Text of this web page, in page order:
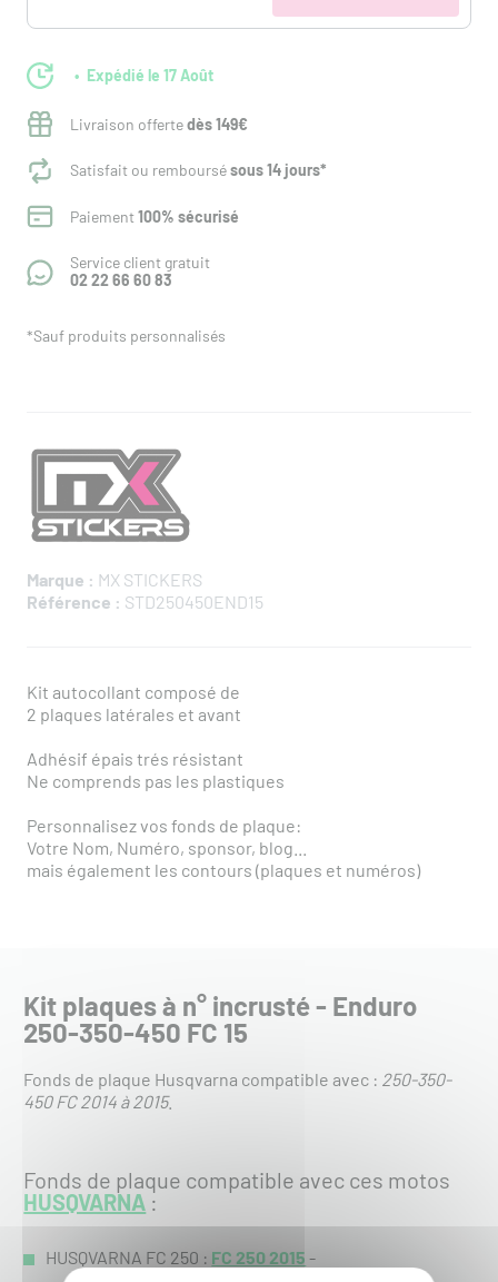
Expédié le 17 Août
Livraison offertedès 149€
Satisfait ou remboursésous 14 jours*
Paiement100% sécurisé
Service client gratuit
02 22 66 60 83
*Sauf produits personnalisés
Marque : MX STICKERS
Référence : STD250450END15
Kit autocollant composé de
2 plaques latérales et avant
Adhésif épais trés résistant
Ne comprends pas les plastiques
Personnalisez vos fonds de plaque:
Votre Nom, Numéro, sponsor, blog...
mais également les contours (plaques et numéros)
Kit plaques à n° incrusté - Enduro
250-350-450 FC 15
Fonds de plaque Husqvarna compatible avec : 250-350-
450 FC 2014 à 2015.
Fonds de plaque compatible avec ces motos
HUSQVARNA :
HUSQVARNA FC 250 : FC 250 2015 -